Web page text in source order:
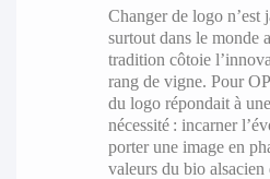
Changer de logo n’est
surtout dans le monde
tradition côtoie
rang de vigne. Pour
du logo répondait à
nécessité : incarner
porter une image en
valeurs du bio alsacien